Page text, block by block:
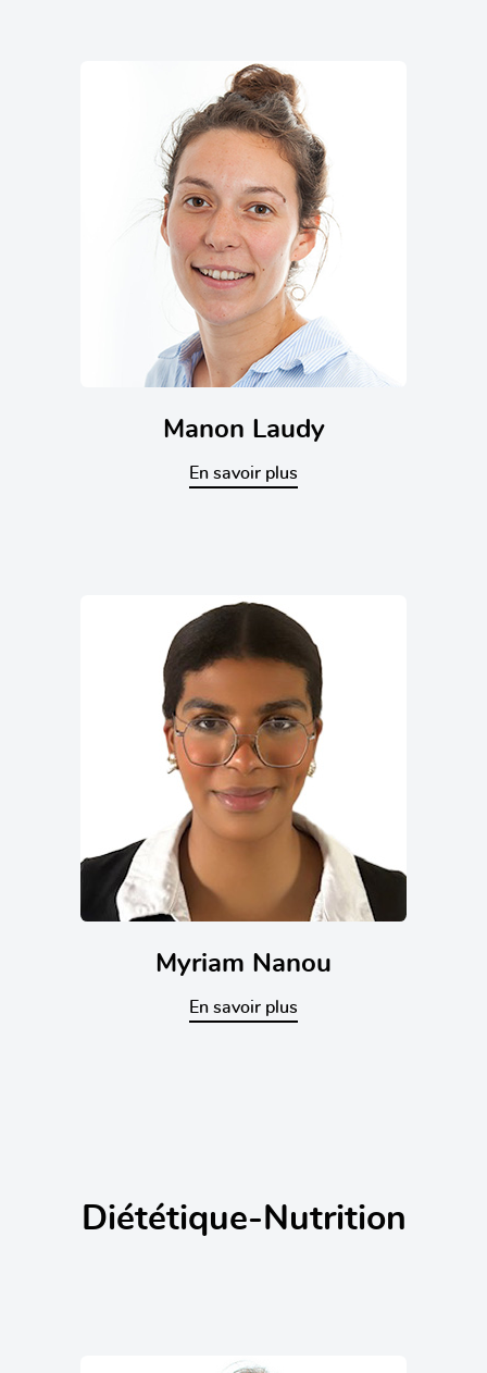
Manon Laudy
En savoir plus
Myriam Nanou
En savoir plus
Diététique-Nutrition